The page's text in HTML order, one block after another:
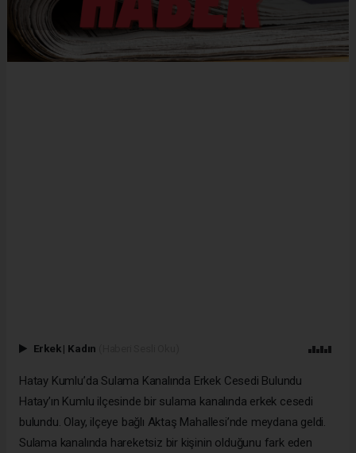
Erkek | Kadın
Hatay Kumlu’da Sulama Kanalında Erkek Cesedi Bulundu
Hatay’ın Kumlu ilçesinde bir sulama kanalında erkek cesedi
bulundu. Olay, ilçeye bağlı Aktaş Mahallesi’nde meydana geldi.
Sulama kanalında hareketsiz bir kişinin olduğunu fark eden